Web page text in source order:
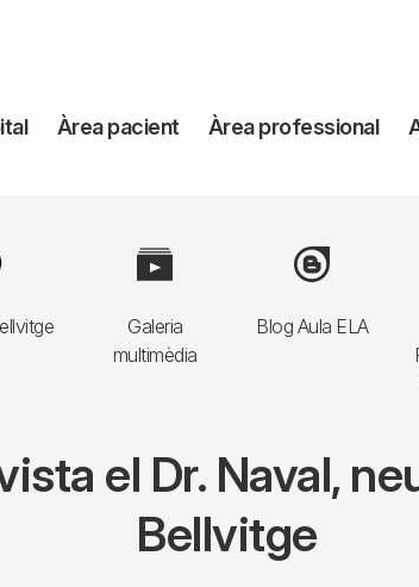
Àrea pacient Àrea professional
Galeria
multimèdia
Image
Blog Aula ELA
Image
el Dr. Naval,
Bellvitge